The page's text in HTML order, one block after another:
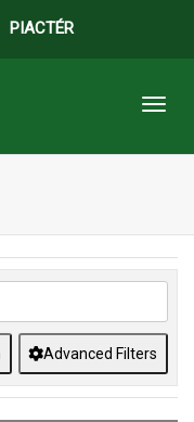
PIACTÉR
Advanced Filters